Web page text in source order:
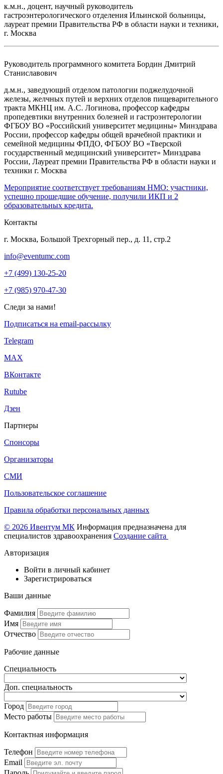
к.м.н., доцент, научный руководитель
гастроэнтерологического отделения Ильинской больницы,
лауреат премии Правительства РФ в области науки и техники,
г. Москва
Руководитель программного комитета Бордин Дмитрий
Станиславович
д.м.н., заведующий отделом патологии поджелудочной
железы, желчных путей и верхних отделов пищеварительного
тракта МКНЦ им. А.С. Логинова, профессор кафедры
пропедевтики внутренних болезней и гастроэнтерологии
ФГБОУ ВО «Российский университет медицины» Минздрава
России, профессор кафедры общей врачебной практики и
семейной медицины ФПДО, ФГБОУ ВО «Тверской
государственный медицинский университет» Минздрава
России, Лауреат премии Правительства РФ в области науки и
техники г. Москва
Мероприятие соответствует требованиям НМО: участники,
успешно прошедшие обучение, получили ИКП и 2
образовательных кредита.
Контакты
г. Москва, Большой Трехгорный пер., д. 11, стр.2
info@eventumc.com
+7 (499) 130-25-20
+7 (985) 970-47-30
Следи за нами!
Подписаться на email-рассылку
Telegram
МАХ
ВКонтакте
Rutube
Дзен
Партнеры
Спонсоры
Организаторы
СМИ
Пользовательское соглашение
Правила обработки персональных данных
© 2026 Ивентум МК Информация предназначена для
специалистов здравоохранения Создание сайта
Авторизация
Войти в личный кабинет
Зарегистрироваться
Ваши данные
Фамилия
Имя
Отчество
Рабочие данные
Специальность
Доп. специальность
Город
Место работы
Контактная информация
Телефон
Email